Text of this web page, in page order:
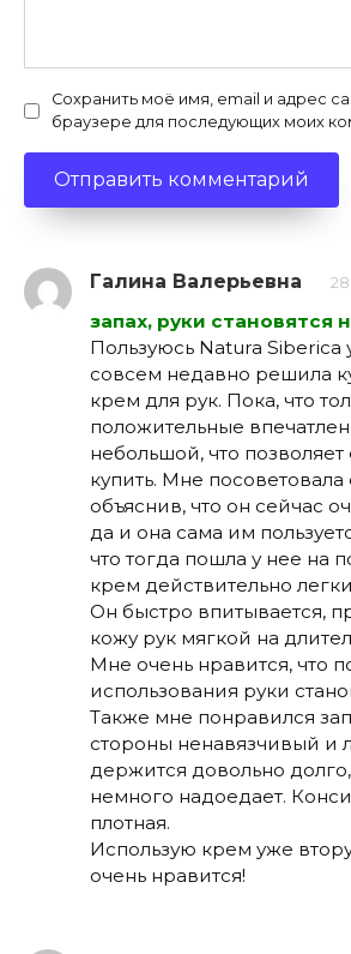
Сохранить моё имя, email и адрес
браузере для последующих моих
Галина Валерьевна
запах, руки становятся
Пользуюсь Natura Siberica
совсем недавно решила
крем для рук. Пока, что
положительные
небольшой, что позволяет
купить. Мне посоветовала
объяснив, что он сейчас
да и она сама им
что тогда пошла у нее на
крем действительно
Он быстро впитывается,
кожу рук мягкой на
Мне очень нравится, что
использования руки
Также мне понравился
стороны ненавязчивый и
держится довольно
немного надоедает.
плотная.
Использую крем уже
очень нравится!